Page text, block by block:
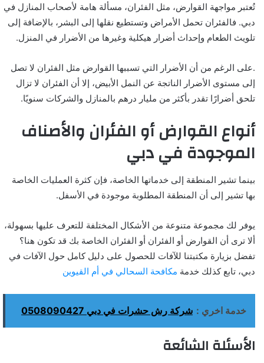
تُعتبر مواجهة القوارض، مثل الفئران، مسألة هامة لأصحاب المنازل في
دبي. فالفئران تحمل الأمراض وتستطيع نقلها إلى البشر، بالإضافة إلى
تلويث الطعام وإحداث أضرار هيكلية وغيرها من الأضرار في المنزل.
.على الرغم من أن الأضرار التي تسببها القوارض مثل الفئران لا تصل
إلى مستوى الأضرار الناتجة عن النمل الأبيض، إلا أن الفئران لا تزال
تلحق أضرارًا تقدر بأكثر من مليار درهم بالمنازل والشركات سنويًا.
أنواع القوارض أو الفئران والأصناف
الموجودة في دبي
بينما تشير المنطقة إلى خدماتها الخاصة، فإن كثرة العمليات الخاصة
بها تشير إلى أن المنطقة المطلوبة موجودة في الأسفل.
يوفر لك مجموعة متنوعة من الأشكال المختلفة للتعرف عليها بسهولة،
ألا ترى أن القوارض أو الفئران أو الفئران الخاصة بك قد تكون هنا؟
تفضل بزيارة مكتبتنا للآفات للحصول على دليل كامل حول الآفات في
دبي، تابع كذلك خدمة مكافحة السحالي في أم القيوين
خدمة اخري : شركة رش حشرات في دبي 0508090427
الأسئلة الشائعة